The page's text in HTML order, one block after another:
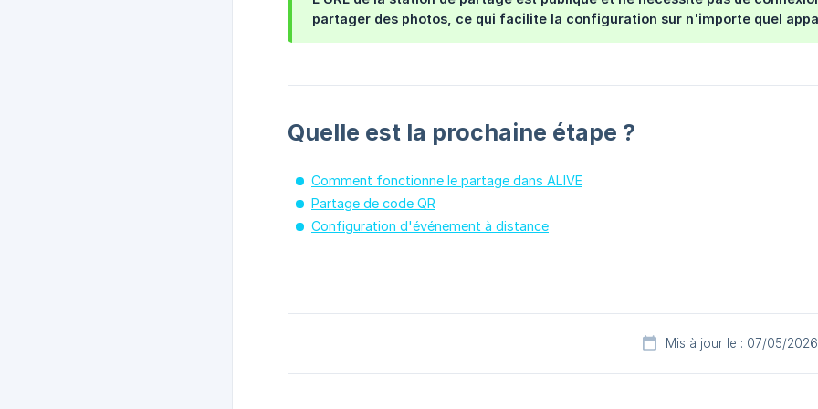
partager des photos, ce qui facilite la configuration sur n'importe quel
Quelle est la prochaine étape ?
Comment fonctionne le partage dans ALIVE
Partage de code QR
Configuration d'événement à distance
Mis à jour le : 07/05/2026